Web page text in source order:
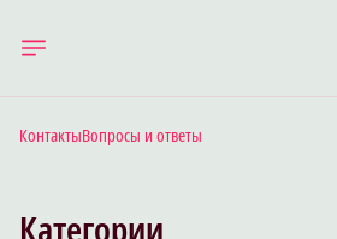
КонтактыВопросы и ответы
Категории